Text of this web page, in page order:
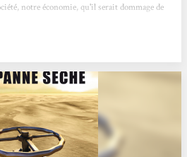
notre économie, qu'il serait dommage de
dans les dizaines d'années à...